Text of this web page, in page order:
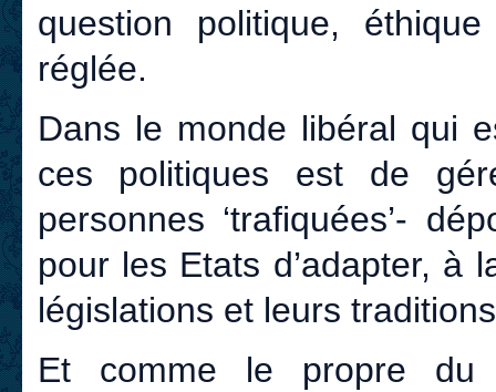
question politique,
réglée.
Dans le monde libéral qui
ces politiques est de
personnes ‘trafiquées’-
pour les Etats d’adapter, à
législations et leurs
Et comme le propre du